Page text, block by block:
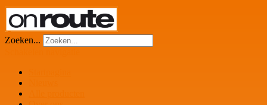
Zoeken...